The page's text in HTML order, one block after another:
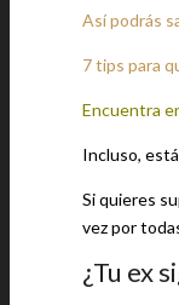
Así podrás
7 tips para
Encuentra
Incluso,
Si quieres
vez por
¿Tu ex